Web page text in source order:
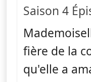
Saison 4
fière de la
qu'elle a